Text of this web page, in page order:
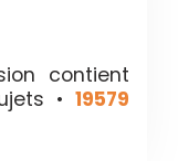
contient
•19579